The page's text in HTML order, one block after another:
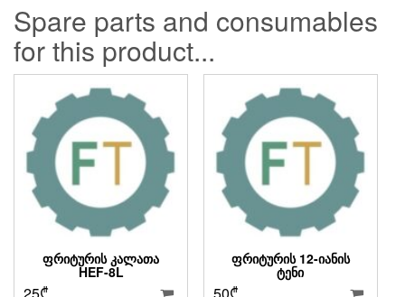
Spare parts and consumables
for this product...
ᲤᲠᲘᲢᲣᲠᲘᲡ ᲙᲐᲚᲐᲗᲐ
HEF-8L
25₾
ᲤᲠᲘᲢᲣᲠᲘᲡ 12-ᲘᲐᲜᲘᲡ
ᲢᲔᲜᲘ
50₾